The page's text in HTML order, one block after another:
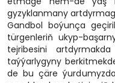
gyzyklanmany
Gandbol boýunça
türgenleriň ukyp-
tejribesini
taýýarlygyny
de bu çäre